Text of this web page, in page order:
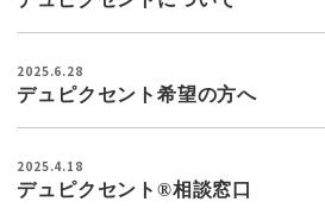
2025.6.28
デュピクセント希望の方へ
2025.4.18
デュピクセント®相談窓口